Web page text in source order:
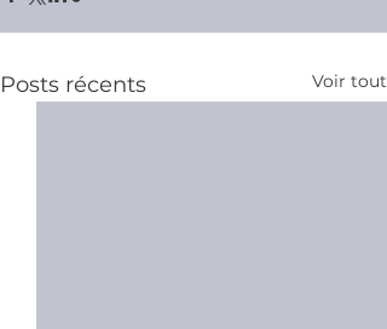
Posts récents Voir tout